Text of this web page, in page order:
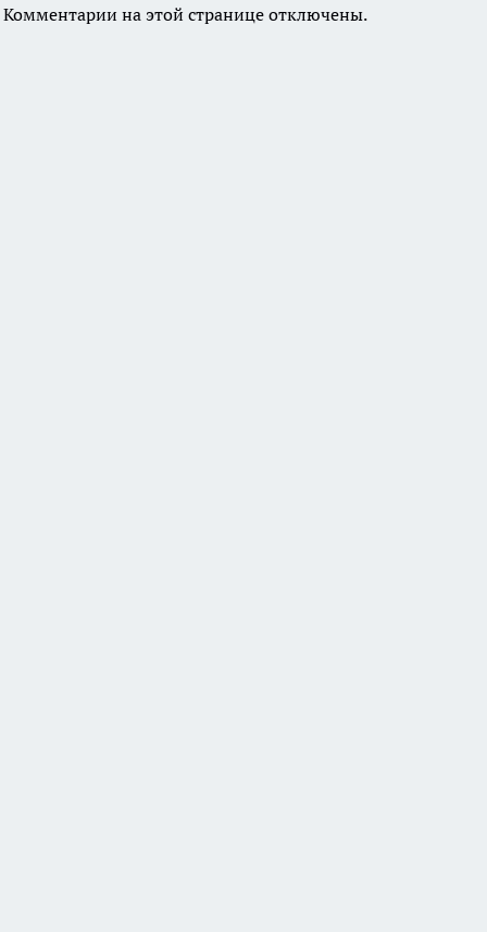
Комментарии на этой странице отключены.